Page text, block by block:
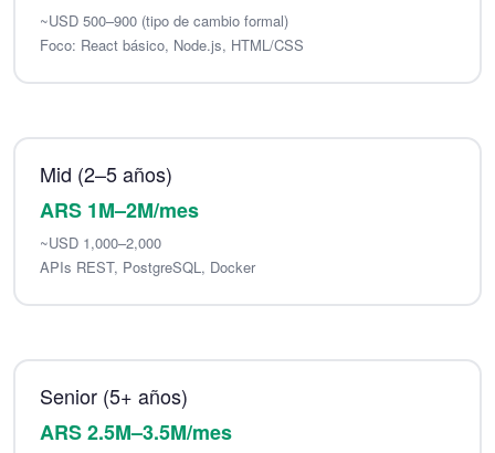
~USD 500–900 (tipo de cambio formal)
Foco: React básico, Node.js, HTML/CSS
Mid (2–5 años)
ARS 1M–2M/mes
~USD 1,000–2,000
APIs REST, PostgreSQL, Docker
Senior (5+ años)
ARS 2.5M–3.5M/mes